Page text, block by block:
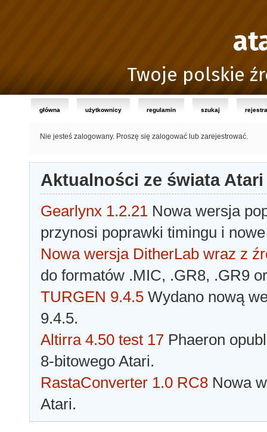
Twoje polskie
główna użytkownicy regulamin szukaj
Nie jesteś zalogowany. Proszę się zalogować lub zarejestrować.
Aktualności ze świata Atari
Gearlynx 1.2.21 Nowa wersja
przynosi poprawki timingu i
Nowa wersja DitherLab wraz z
do formatów .MIC, .GR8, .GR9
TURGEN 9.4.5 Wydano nową
9.4.5.
Altirra 4.50 test 17 Phaeron
8-bitowego Atari.
RastaConverter 1.0 RC8 Nowa
Atari.